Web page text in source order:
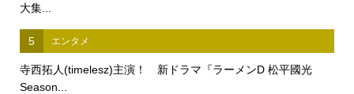
大集...
5 エンタメ
寺西拓人(timelesz)主演！ 新ドラマ『ラーメンD 松平國光
Season...